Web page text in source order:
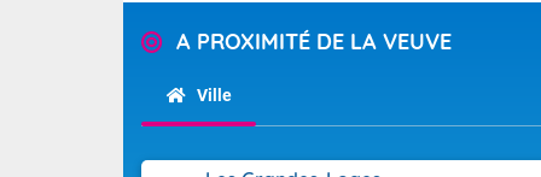
Pour la
Tendance
A PROXIMITÉ DE LA VEUVE
Ville
Aujourd'hui
Risque
Sur le Sud-